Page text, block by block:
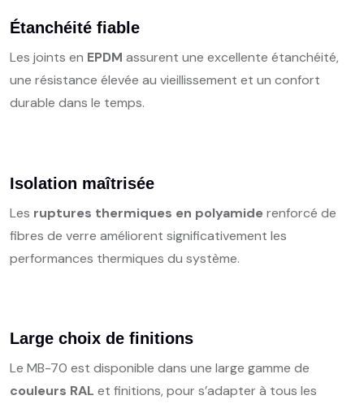
Étanchéité fiable
Les joints en EPDM assurent une excellente étanchéité,
une résistance élevée au vieillissement et un confort
durable dans le temps.
Isolation maîtrisée
Les ruptures thermiques en polyamide renforcé de
fibres de verre améliorent significativement les
performances thermiques du système.
Large choix de finitions
Le MB-70 est disponible dans une large gamme de
couleurs RAL et finitions, pour s’adapter à tous les